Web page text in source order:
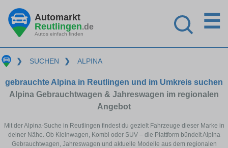
Automarkt
Reutlingen.de
Autos einfach finden
☰
❯ SUCHEN ❯ ALPINA
gebrauchte Alpina in Reutlingen und im Umkreis suchen
Alpina Gebrauchtwagen & Jahreswagen im regionalen
Angebot
Mit der Alpina-Suche in Reutlingen findest du gezielt Fahrzeuge dieser Marke in
deiner Nähe. Ob Kleinwagen, Kombi oder SUV – die Plattform bündelt Alpina
Gebrauchtwagen, Jahreswagen und aktuelle Modelle aus dem regionalen